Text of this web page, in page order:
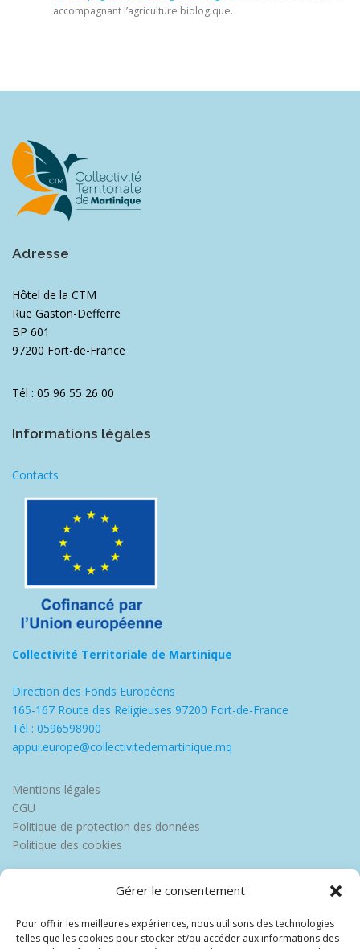
Gérer le consentement
Pour offrir les meilleures expériences, nous utilisons des technologies
telles que les cookies pour stocker et/ou accéder aux informations des
accompagnant l’agriculture biologique.
Adresse
Hôtel de la CTM
Rue Gaston-Defferre
BP 601
97200 Fort-de-France
Tél : 05 96 55 26 00
Informations légales
Contacts
Collectivité Territoriale de Martinique
Direction des Fonds Européens
165-167 Route des Religieuses 97200 Fort-de-France
Tél : 0596598900
appui.europe@collectivitedemartinique.mq
Mentions légales
CGU
Politique de protection des données
Politique des cookies